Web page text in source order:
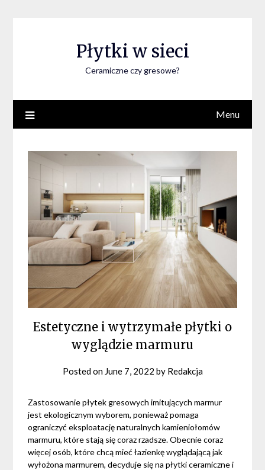
Płytki w sieci
Ceramiczne czy gresowe?
Menu
Estetyczne i wytrzymałe płytki o
wyglądzie marmuru
Posted on June 7, 2022 by Redakcja
Zastosowanie płytek gresowych imitujących marmur
jest ekologicznym wyborem, ponieważ pomaga
ograniczyć eksploatację naturalnych kamieniołomów
marmuru, które stają się coraz rzadsze. Obecnie coraz
więcej osób, które chcą mieć łazienkę wyglądającą jak
wyłożona marmurem, decyduje się na płytki ceramiczne i